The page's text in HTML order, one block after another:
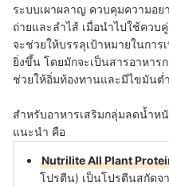
ระบบเผาผลาญ ควบคุมความอย
ถ่ายและลำไส้ เมื่อนำไปใช้ควบ
จะช่วยให้บรรลุเป้าหมายในกา
ยิ่งขึ้น โดยมักจะเป็นสารอาหาร
ช่วยให้อิ่มท้องทานและมีไขมันต่
สำหรับอาหารเสริมกลุ่มลดน้ำห
แนะนำ คือ
Nutrilite All Plant
โปรตีน) เป็นโปรตีนสกัดจ